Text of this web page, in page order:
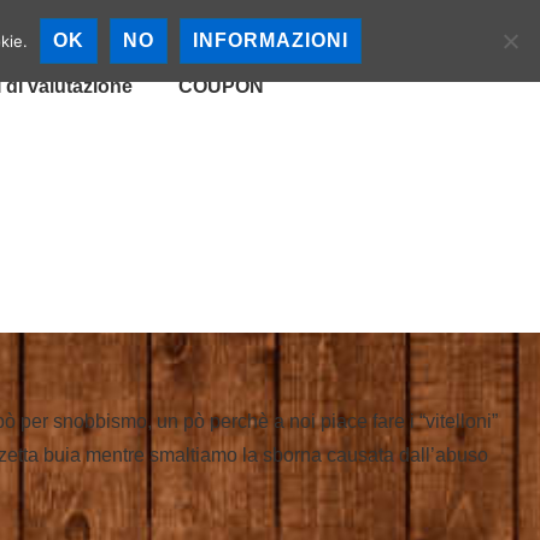
Mappa Birrerie
di valutazione COUPON
per snobbismo, un pò perchè a noi piace fare i “vitelloni”
buia mentre smaltiamo la sborna causata dall’abuso
OK NO INFORMAZIONI